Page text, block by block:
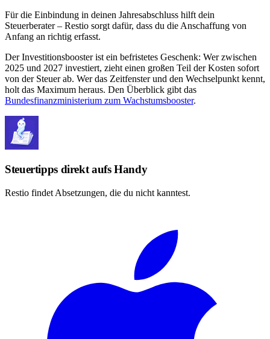
Für die Einbindung in deinen Jahresabschluss hilft dein
Steuerberater – Restio sorgt dafür, dass du die Anschaffung von
Anfang an richtig erfasst.
Der Investitionsbooster ist ein befristetes Geschenk: Wer zwischen
2025 und 2027 investiert, zieht einen großen Teil der Kosten sofort
von der Steuer ab. Wer das Zeitfenster und den Wechselpunkt kennt,
holt das Maximum heraus. Den Überblick gibt das
Bundesfinanzministerium zum Wachstumsbooster.
Steuertipps direkt aufs Handy
Restio findet Absetzungen, die du nicht kanntest.